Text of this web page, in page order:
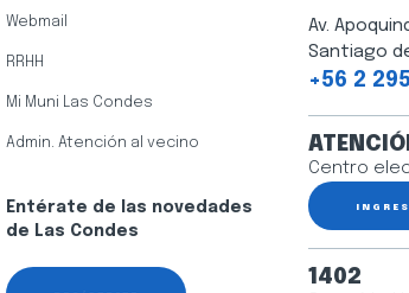
Webmail
RRHH
Mi Muni Las Condes
Admin. Atención al vecino
Entérate de las novedades
de Las Condes
Av.
Santiago
+56 2
Centro
1402